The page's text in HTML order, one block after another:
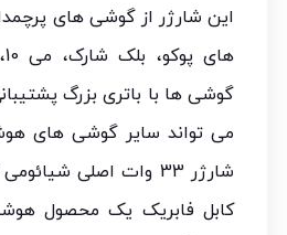
این شارژر از گوشی های
گوشی ها با باتری بزرگ
می تواند سایر گوشی های
کابل فابریک یک محصول